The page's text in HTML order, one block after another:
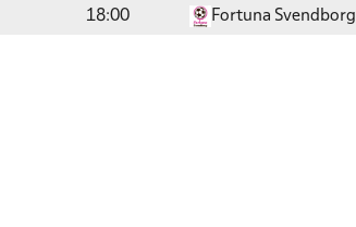
18:00 Fortuna Svendborg